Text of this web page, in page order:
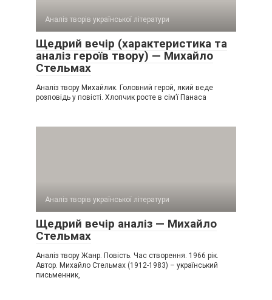
Аналіз творів української літератури
Щедрий вечір (характеристика та
аналіз героїв твору) — Михайло
Стельмах
Аналіз твору Михайлик. Головний герой, який веде
розповідь у повісті. Хлопчик росте в сім’ї Панаса
Аналіз творів української літератури
Щедрий вечір аналіз — Михайло
Стельмах
Аналіз твору Жанр. Повість. Час створення. 1966 рік.
Автор. Михайло Стельмах (1912-1983) – український
письменник,